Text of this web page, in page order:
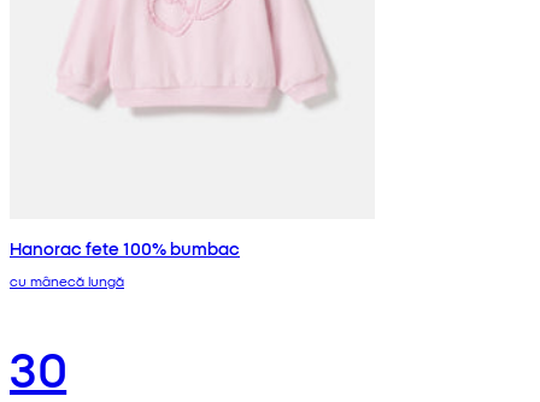
Hanorac fete 100% bumbac
cu mânecă lungă
30